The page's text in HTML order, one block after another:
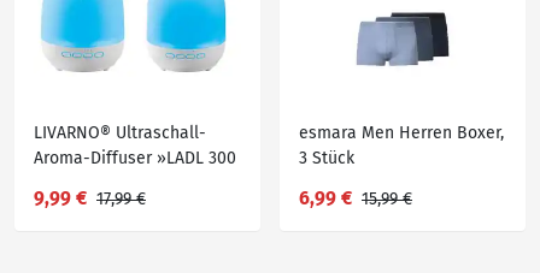
LIVARNO® Ultraschall-
Aroma-Diffuser »LADL 300
9,99 € 17,99 €
esmara Men Herren Boxer,
3 Stück
6,99 € 15,99 €